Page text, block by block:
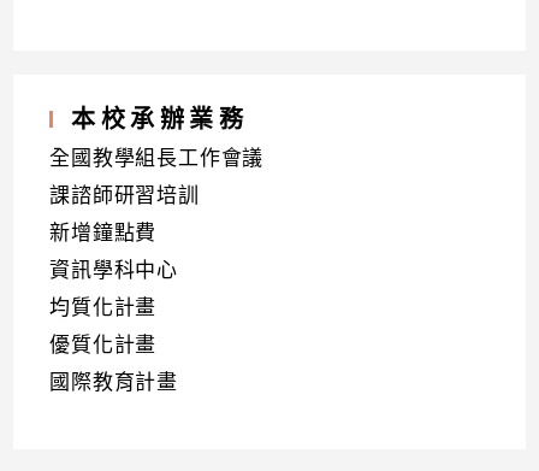
本校承辦業務
全國教學組長工作會議
課諮師研習培訓
新增鐘點費
資訊學科中心
均質化計畫
優質化計畫
國際教育計畫